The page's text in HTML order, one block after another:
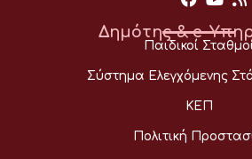
Δημότης & e-
Παιδικοί
Σύστημα Ελεγχόμενης
ΚΕΠ
Πολιτική